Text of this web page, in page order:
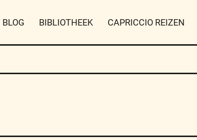
BLOG BIBLIOTHEEK CAPRICCIO REIZEN